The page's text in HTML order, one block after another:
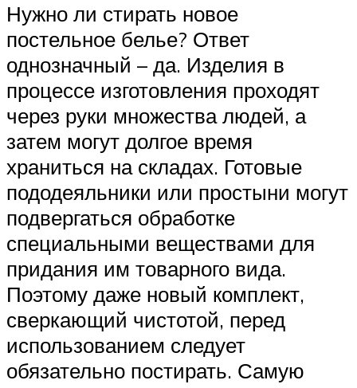
Нужно ли стирать новое
постельное белье? Ответ
однозначный – да. Изделия в
процессе изготовления проходят
через руки множества людей, а
затем могут долгое время
храниться на складах. Готовые
пододеяльники или простыни могут
подвергаться обработке
специальными веществами для
придания им товарного вида.
Поэтому даже новый комплект,
сверкающий чистотой, перед
использованием следует
обязательно постирать. Самую